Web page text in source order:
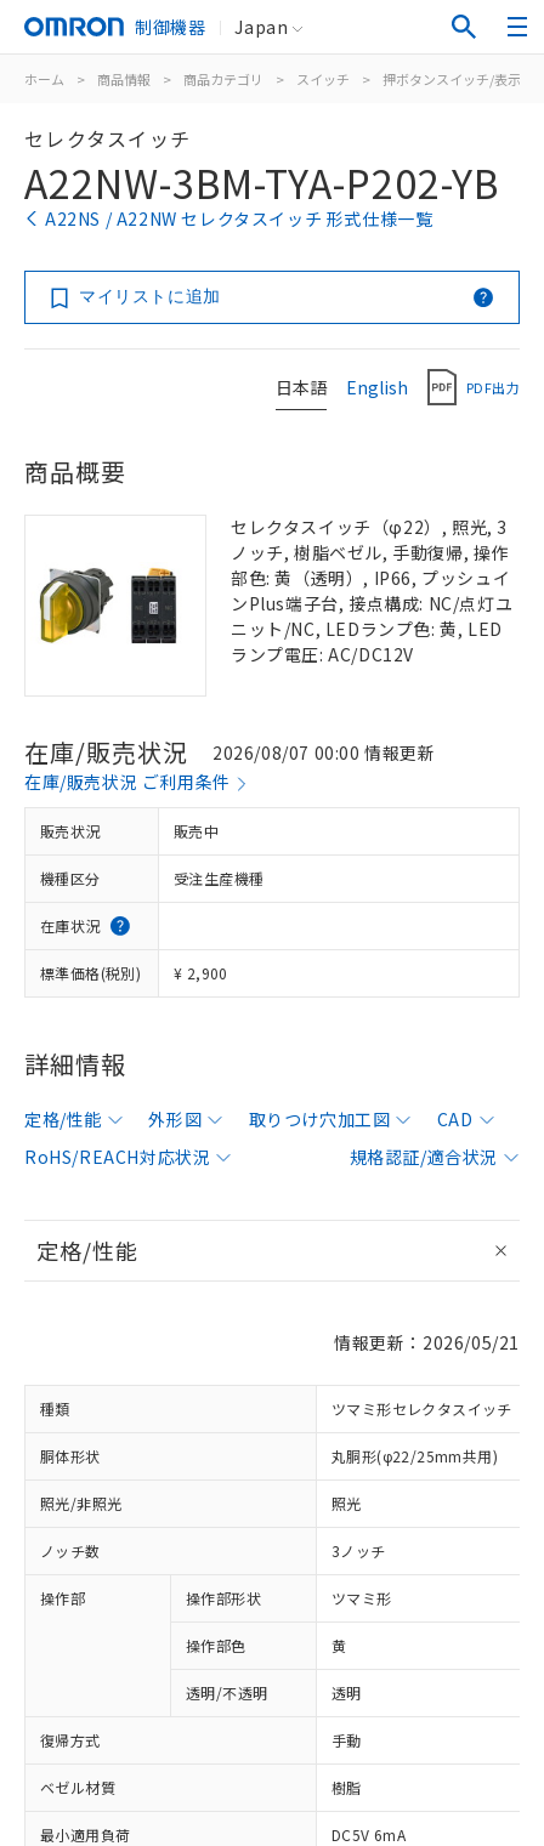
制御機器 Japan
ホーム > 商品情報 > 商品カテゴリ > スイッチ > 押ボタンスイッチ/表示灯
セレクタスイッチ
A22NW-3BM-TYA-P202-YB
A22NS / A22NW セレクタスイッチ 形式仕様一覧
マイリストに追加
日本語 English PDF出力
商品概要
セレクタスイッチ（φ22）, 照光, 3
ノッチ, 樹脂ベゼル, 手動復帰, 操作
部色: 黄（透明）, IP66, プッシュイ
ンPlus端子台, 接点構成: NC/点灯ユ
ニット/NC, LEDランプ色: 黄, LED
ランプ電圧: AC/DC12V
在庫/販売状況
2026/08/07 00:00 情報更新
在庫/販売状況 ご利用条件
販売状況 販売中
機種区分 受注生産機種
在庫状況
標準価格(税別) ¥ 2,900
詳細情報
定格/性能 外形図 取りつけ穴加工図
CAD
RoHS/REACH対応状況
規格認証/適合状況
定格/性能
情報更新：2026/05/21
種類 ツマミ形セレクタスイッチ
胴体形状 丸胴形(φ22/25mm共用)
照光/非照光 照光
ノッチ数 3ノッチ
操作部 操作部形状 ツマミ形
操作部色 黄
透明/不透明 透明
復帰方式 手動
ベゼル材質 樹脂
最小適用負荷 DC5V 6mA